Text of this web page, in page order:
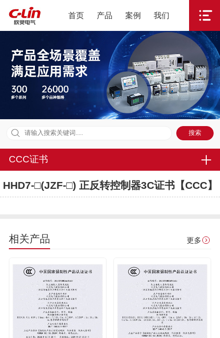
首页 产品 案例 我们
CCC证书
HHD7-□(JZF-□) 正反转控制器3C证书【CCC】
相关产品 更多